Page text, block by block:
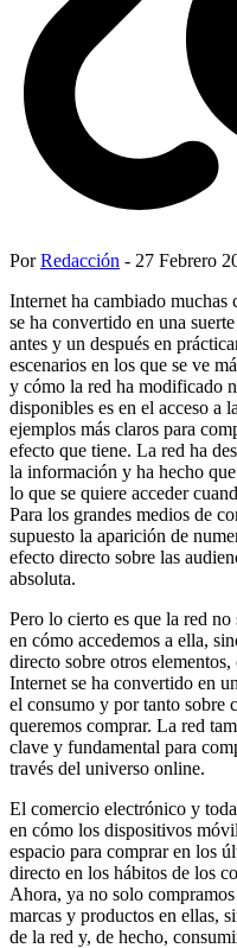
PorRedacción - 27 Febrero
Internet ha cambiado muchas
se ha convertido en una
antes y un después en
escenarios en los que se ve
y cómo la red ha modificado
disponibles es en el acceso a
ejemplos más claros para
efecto que tiene. La red ha
la información y ha hecho
lo que se quiere acceder
Para los grandes medios de
supuesto la aparición de
efecto directo sobre las
absoluta.
Pero lo cierto es que la red
en cómo accedemos a ella,
directo sobre otros
Internet se ha convertido en
el consumo y por tanto sobre
queremos comprar. La red
clave y fundamental para
través del universo online.
El comercio electrónico y
en cómo los dispositivos
espacio para comprar en los
directo en los hábitos de los
Ahora, ya no solo
marcas y productos en ellas,
de la red y, de hecho,